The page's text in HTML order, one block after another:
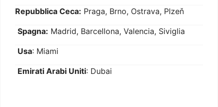
Repubblica Ceca: Praga, Brno, Ostrava, Plzeň
Spagna: Madrid, Barcellona, Valencia, Siviglia
Usa: Miami
Emirati Arabi Uniti: Dubai